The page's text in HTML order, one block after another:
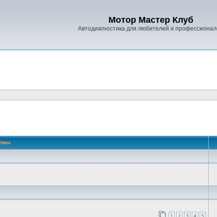
Мотор Мастер Клуб
Автодиагностика для любителей и
1 2 3 4 5